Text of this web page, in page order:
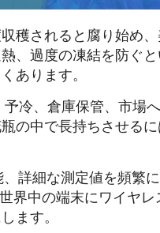
穫されると腐り始め
、過度の凍結を防ぐ
あります。
冷、倉庫保管、市場
の中で長持ちさせる
詳細な測定値を頻繁
世界中の端末にワイヤ
ます。